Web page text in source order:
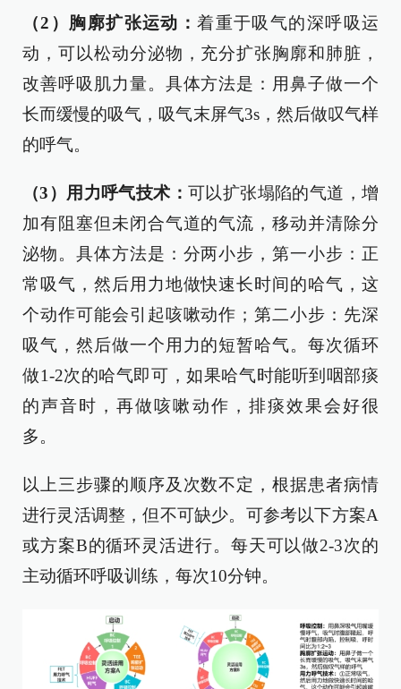
（2）胸廓扩张运动：着重于吸气的深呼吸运
动，可以松动分泌物，充分扩张胸廓和肺脏，
改善呼吸肌力量。具体方法是：用鼻子做一个
长而缓慢的吸气，吸气末屏气3s，然后做叹气样
的呼气。
（3）用力呼气技术： 可以扩张塌陷的气道，增
加有阻塞但未闭合气道的气流，移动并清除分
泌物。具体方法是：分两小步，第一小步：正
常吸气，然后用力地做快速长时间的哈气，这
个动作可能会引起咳嗽动作；第二小步：先深
吸气，然后做一个用力的短暂哈气。每次循环
做1-2次的哈气即可，如果哈气时能听到咽部痰
的声音时，再做咳嗽动作，排痰效果会好很
多。
以上三步骤的顺序及次数不定，根据患者病情
进行灵活调整，但不可缺少。可参考以下方案A
或方案B的循环灵活进行。每天可以做2-3次的
主动循环呼吸训练，每次10分钟。